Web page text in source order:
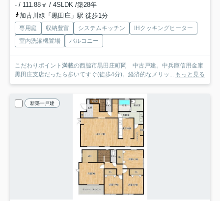
- / 111.88㎡ / 4SLDK /築28年
加古川線「黒田庄」駅 徒歩1分
専用庭 収納豊富 システムキッチン
IHクッキングヒーター
室内洗濯機置場
バルコニー
こだわりポイント満載の西脇市黒田庄町岡 中古戸建。中兵庫信用金庫
黒田庄支店だったら歩いてすぐ(徒歩4分)。経済的なメリッ... もっと見る
新築一戸建